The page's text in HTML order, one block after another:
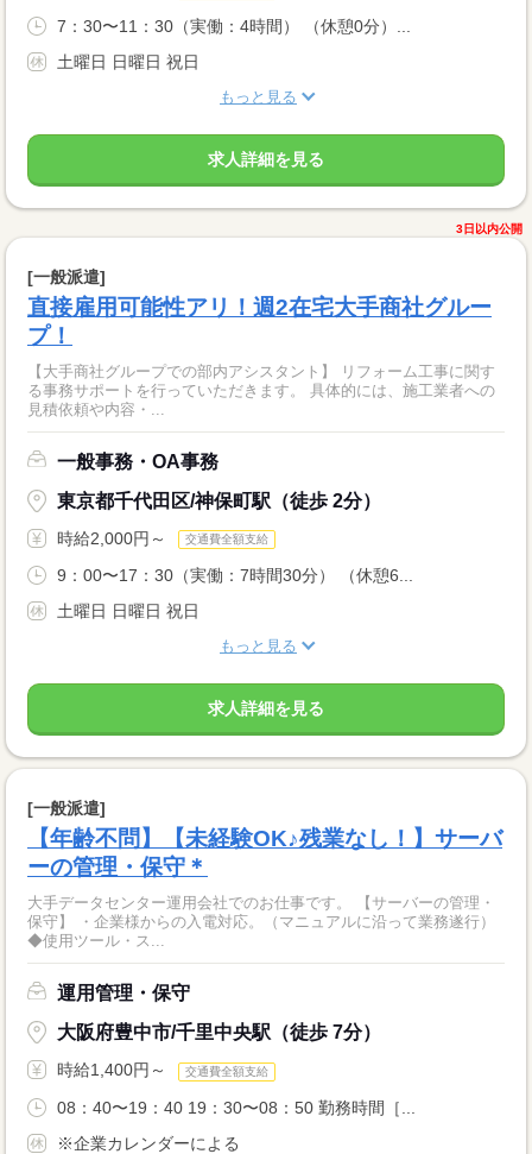
7：30〜11：30（実働：4時間） （休憩0分）...
土曜日 日曜日 祝日
もっと見る
求人詳細を見る
3日以内公開
[一般派遣]
直接雇用可能性アリ！週2在宅大手商社グルー
プ！
【大手商社グループでの部内アシスタント】 リフォーム工事に関す
る事務サポートを行っていただきます。 具体的には、施工業者への
見積依頼や内容・...
一般事務・OA事務
東京都千代田区/神保町駅（徒歩 2分）
時給2,000円～ 交通費全額支給
9：00〜17：30（実働：7時間30分） （休憩6...
土曜日 日曜日 祝日
もっと見る
求人詳細を見る
[一般派遣]
【年齢不問】【未経験OK♪残業なし！】サーバ
ーの管理・保守＊
大手データセンター運用会社でのお仕事です。 【サーバーの管理・
保守】 ・企業様からの入電対応。（マニュアルに沿って業務遂行）
◆使用ツール・ス...
運用管理・保守
大阪府豊中市/千里中央駅（徒歩 7分）
時給1,400円～ 交通費全額支給
08：40〜19：40 19：30〜08：50 勤務時間［...
※企業カレンダーによる